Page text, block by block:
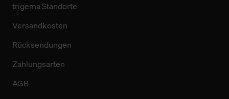
trigema Standorte
Versandkosten
Rücksendungen
Zahlungsarten
AGB